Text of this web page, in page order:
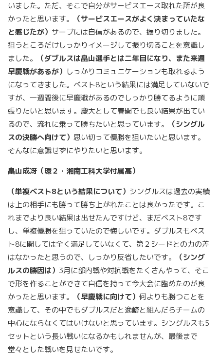
いました。ただ、そこで自分がサービスエース取れた所が良
かったと思います。
（サービスエースがよく決まっていたな
と感じたが） サーブには自信があるので、振り切りました。
狙うところだけしっかりイメージして振り切ることを意識し
ました。
（ダブルスは畠山選手とは二年目になり、また来週
早慶戦があるが） しっかりコミュニケーションも取れるよう
になってきました。ベスト8という結果には満足していないで
すが、一週間後に早慶戦があるのでしっかり勝てるように頑
張りたいと思います。慶大として春関でも良い結果が出てい
るので、流れに乗って勝ちたいと思っています。
（シングル
スの決勝へ向けて） 思い切って優勝を狙いたいと思います。
そんなに意識せずにやりたいと思います。
畠山成冴（環２・湘南工科大学付属高）
（単複ベスト8という結果について） シングルスは過去の実績
は上の相手にも勝って勝ち上がれたことは良かったです。こ
れまでより良い結果は出せたんですけど、まだベスト8です
し、単複優勝を狙っていたので悔しいです。ダブルスもベス
ト8に関しては全く満足していなくて、第２シードとの力の差
はなかったと思うので、しっかり反省したいです。
（シング
ルスの勝因は） 3月に部内戦や対抗戦をたくさんやって、そこ
で形を作ることができて自信を持って今大会に臨めたのが良
かったと思います。
（早慶戦に向けて） 何よりも勝つことを
意識して、その中でもダブルスだと逸崎と組んだらチームの
中心にならなくてはいけないと思っています。シングルスも5
セットという長い戦いになるかもしれませんが、最後まで
堂々とした戦いを見せたいです。